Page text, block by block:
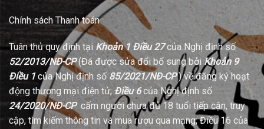
Chính sách Thanh toán
Tuân thủ quy định tại Khoản 1 Điều 27của Nghị định số
52/2013/NĐ-CP(Đã được sửa đổi bổ sung bởi Khoản 9
Điều 1của Nghị định số 85/2021/NĐ-CP) về đăng ký hoạt
động thương mại điện tử; Điều 6của Nghị định số
24/2020/NĐ-CPcấm người chưa đủ 18 tuổi tiếp cận, truy
cập, tìm kiếm thông tin và mua rượu qua mạng; Điều 16 của